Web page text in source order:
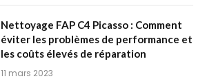
Nettoyage FAP C4 Picasso : Comment
éviter les problèmes de performance et
les coûts élevés de réparation
11 mars 2023